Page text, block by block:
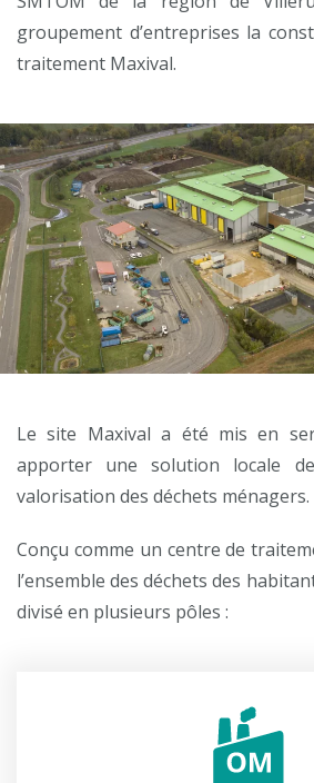
groupement d’entreprises la
traitement Maxival.
Le site Maxival a été mis en
apporter une solution locale
valorisation des déchets ménagers.
Conçu comme un centre de
l’ensemble des déchets des
divisé en plusieurs pôles :